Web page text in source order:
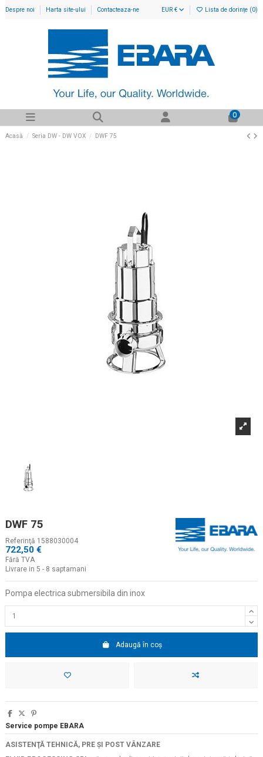
Despre noi Harta site-ului Contacteaza-ne EUR € Lista de dorințe (0)
0
Acasă Seria DW - DW VOX DWF 75
DWF 75
Referinţă 1588030004
722,50 €
Fără TVA
Livrare in 5 - 8 saptamani
Pompa electrica submersibila din inox
Adaugă în coș
Service pompe EBARA
ASISTENŢĂ TEHNICĂ, PRE ŞI POST VÂNZARE